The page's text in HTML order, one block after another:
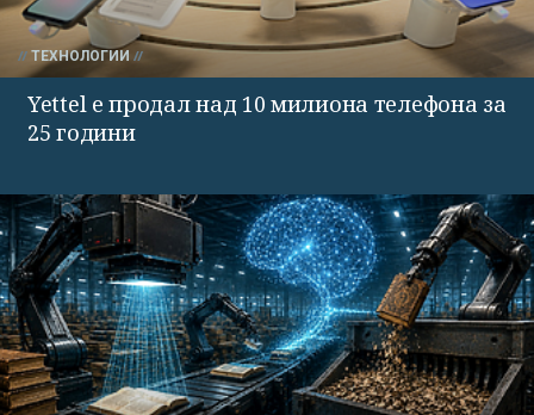
ТЕХНОЛОГИИ
Yettel е продал над 10 милиона телефона за
25 години